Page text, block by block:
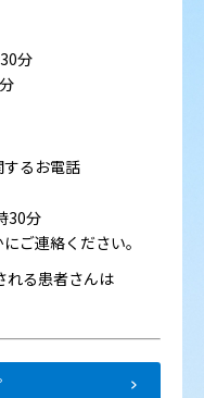
分
るお電話
30分
ご連絡ください。
れる患者さんは